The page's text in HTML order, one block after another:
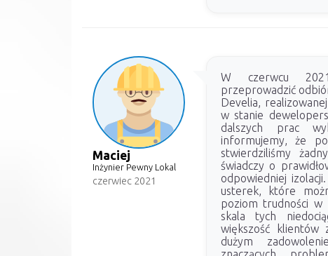
Maciej
Inżynier Pewny Lokal
czerwiec 2021
W czerwcu
przeprowadzić
Develia,
w stanie
dalszych prac
informujemy, że
stwierdziliśmy
świadczy o
odpowiedniej
usterek, które
poziom trudności w
skala tych
większość klientów
dużym